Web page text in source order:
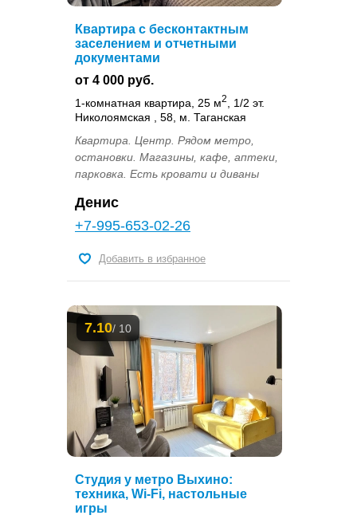
Квартира с бесконтактным
заселением и отчетными
документами
от 4 000 руб.
1-комнатная квартира, 25 м2
, 1/2 эт.
Николоямская , 58, м. Таганская
Квартира. Центр. Рядом метро,
остановки. Магазины, кафе, аптеки,
парковка. Есть кровати и диваны
Денис
+7-995-653-02-26
Добавить в избранное
7.10/ 10
Студия у метро Выхино:
техника, Wi-Fi, настольные
игры